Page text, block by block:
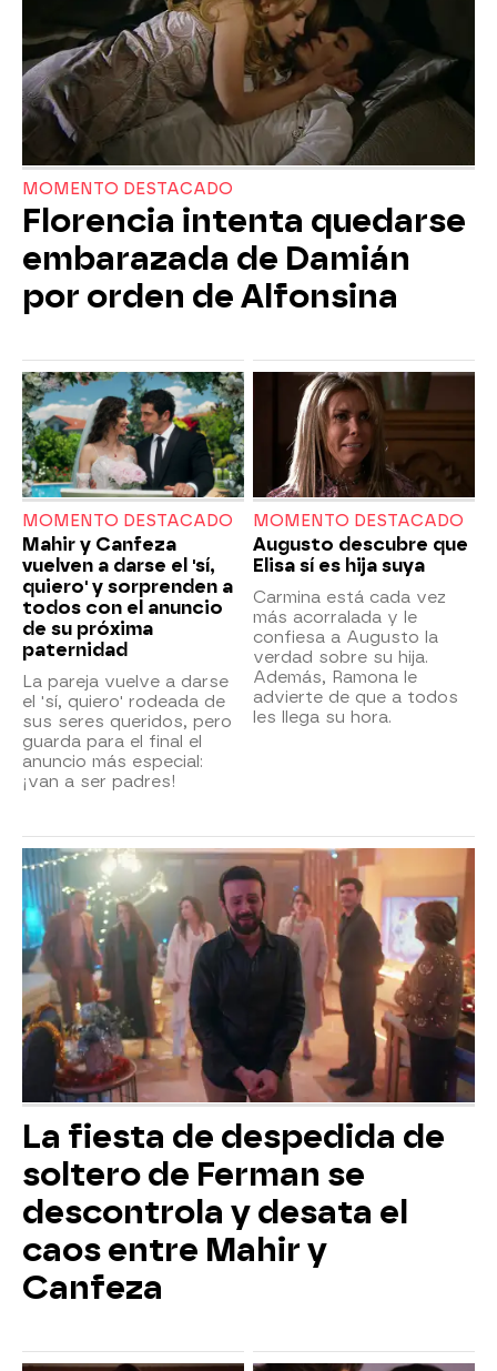
MOMENTO DESTACADO
Florencia intenta quedarse
embarazada de Damián
por orden de Alfonsina
MOMENTO DESTACADO
Mahir y Canfeza
vuelven a darse el 'sí,
quiero' y sorprenden a
todos con el anuncio
de su próxima
paternidad
La pareja vuelve a darse
el 'sí, quiero' rodeada de
sus seres queridos, pero
guarda para el final el
anuncio más especial:
¡van a ser padres!
MOMENTO DESTACADO
Augusto descubre que
Elisa sí es hija suya
Carmina está cada vez
más acorralada y le
confiesa a Augusto la
verdad sobre su hija.
Además, Ramona le
advierte de que a todos
les llega su hora.
La fiesta de despedida de
soltero de Ferman se
descontrola y desata el
caos entre Mahir y
Canfeza